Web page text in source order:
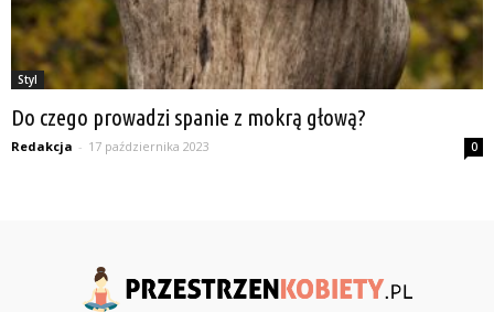
Styl
Do czego prowadzi spanie z mokrą głową?
Redakcja - 17 października 2023 0